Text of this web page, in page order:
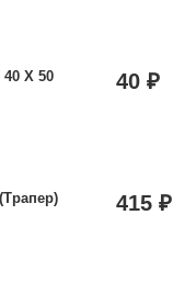
Х 50 40 ₽
415 ₽